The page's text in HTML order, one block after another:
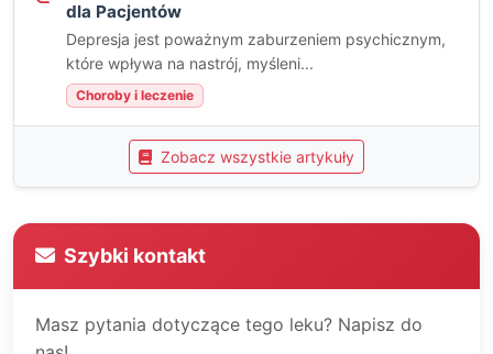
dla Pacjentów
Depresja jest poważnym zaburzeniem psychicznym,
które wpływa na nastrój, myśleni...
Choroby i leczenie
Zobacz wszystkie artykuły
Szybki kontakt
Masz pytania dotyczące tego leku? Napisz do